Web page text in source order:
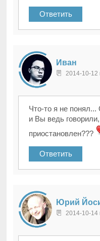
Ответить
Иван
2014-10-12
Что-то я не
и Вы ведь говорили,
приостановлен???
Ответить
Юрий
2014-10-14